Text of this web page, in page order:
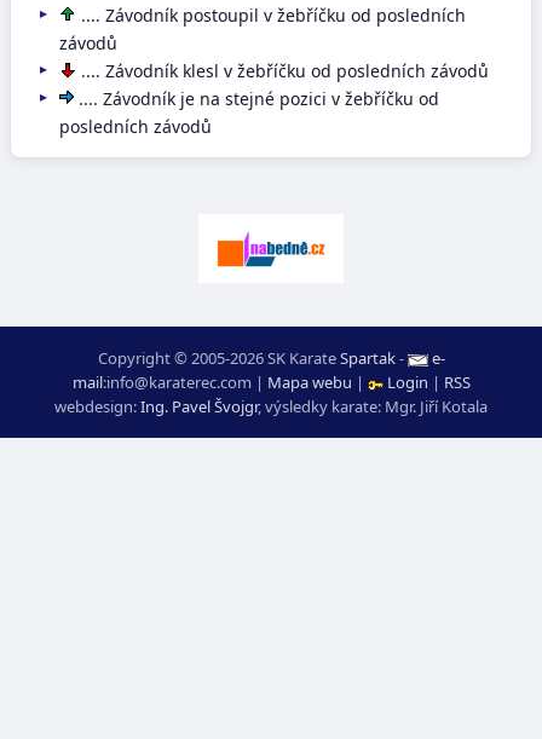
.... Závodník postoupil v žebříčku od posledních
závodů
.... Závodník klesl v žebříčku od posledních závodů
.... Závodník je na stejné pozici v žebříčku od
posledních závodů
Copyright © 2005-2026 SK KarateSpartak-
e-
mail:moc.ceretarak@ofni | Mapa webu | Login | RSS
webdesign:Ing. Pavel Švojgr,výsledky karate: Mgr. Jiří Kotala